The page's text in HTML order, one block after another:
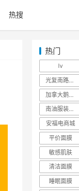
热搜
热门
lv
光复南路潮牌
加拿大鹅羽绒服
南油服装批发市场
安福电商城
平价面膜
敏感肌肤
清洁面膜
睡眠面膜